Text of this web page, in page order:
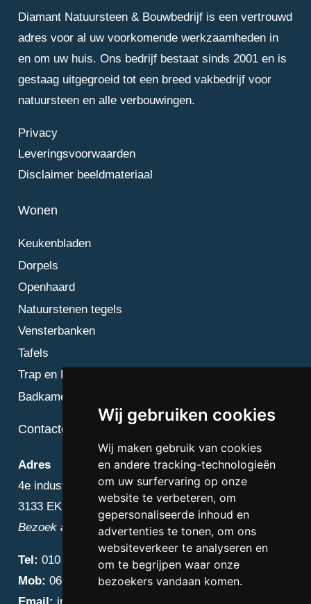
Wij gebruiken cookies
Wij maken gebruik van cookies
en andere tracking-technologieën
om uw surfervaring op onze
website te verbeteren, om
gepersonaliseerde inhoud en
advertenties te tonen, om ons
websiteverkeer te analyseren en
om te begrijpen waar onze
bezoekers vandaan komen.
Diamant Natuursteen & Bouwbedrijf is een vertrouwd
adres voor al uw voorkomende werkzaamheden in
en om uw huis. Ons bedrijf bestaat sinds 2001 en is
gestaag uitgegroeid tot een breed vakbedrijf voor
natuursteen en alle verbouwingen.
Privacy
Leveringsvoorwaarden
Disclaimer beeldmateriaal
Wonen
Keukenbladen
Dorpels
Openhaard
Natuurstenen tegels
Vensterbanken
Tafels
Trap en Bordes
Badkamer
Contactgegevens
Adres
4e industriestraat 25
3133 EK Vlaardingen
Bezoek alleen op afspraak
Tel: 010 – 223 3759
Mob: 06 – 4838 1000
Email: info@diamantnatuursteen.nl